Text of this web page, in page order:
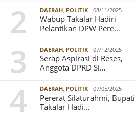
2 DAERAH, POLITIK 08/11/2025
Wabup Takalar Hadiri
Pelantikan DPW Pere…
3 DAERAH, POLITIK 07/12/2025
Serap Aspirasi di Reses,
Anggota DPRD Si…
4 DAERAH, POLITIK 07/05/2025
Pererat Silaturahmi, Bupati
Takalar Hadi…